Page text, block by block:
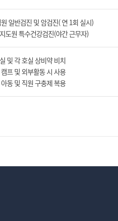
일반검진 및 암검진( 연 1회 실시)
도원 특수건강검진(야간 근무자)
및 각 호실 상비약 비치
프 및 외부활동 시 사용
동 및 직원 구충제 복용